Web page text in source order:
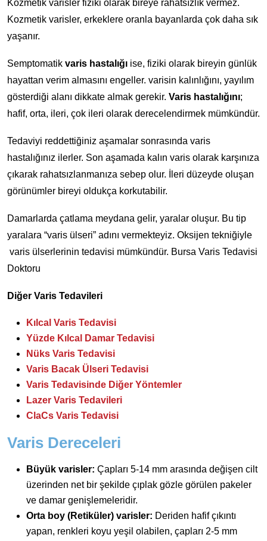
Kozmetik varisler fiziki olarak bireye rahatsızlık vermez.
Kozmetik varisler, erkeklere oranla bayanlarda çok daha sık
yaşanır.
Semptomatik varis hastalığı ise, fiziki olarak bireyin günlük
hayattan verim almasını engeller. varisin kalınlığını, yayılım
gösterdiği alanı dikkate almak gerekir. Varis hastalığını;
hafif, orta, ileri, çok ileri olarak derecelendirmek mümkündür.
Tedaviyi reddettiğiniz aşamalar sonrasında varis
hastalığınız ilerler. Son aşamada kalın varis olarak karşınıza
çıkarak rahatsızlanmanıza sebep olur. İleri düzeyde oluşan
görünümler bireyi oldukça korkutabilir.
Damarlarda çatlama meydana gelir, yaralar oluşur. Bu tip
yaralara “varis ülseri” adını vermekteyiz. Oksijen tekniğiyle
varis ülserlerinin tedavisi mümkündür. Bursa Varis Tedavisi
Doktoru
Diğer Varis Tedavileri
Kılcal Varis Tedavisi
Yüzde Kılcal Damar Tedavisi
Nüks Varis Tedavisi
Varis Bacak Ülseri Tedavisi
Varis Tedavisinde Diğer Yöntemler
Lazer Varis Tedavileri
ClaCs Varis Tedavisi
Varis Dereceleri
Büyük varisler: Çapları 5-14 mm arasında değişen cilt
üzerinden net bir şekilde çıplak gözle görülen pakeler
ve damar genişlemeleridir.
Orta boy (Retiküler) varisler: Deriden hafif çıkıntı
yapan, renkleri koyu yeşil olabilen, çapları 2-5 mm